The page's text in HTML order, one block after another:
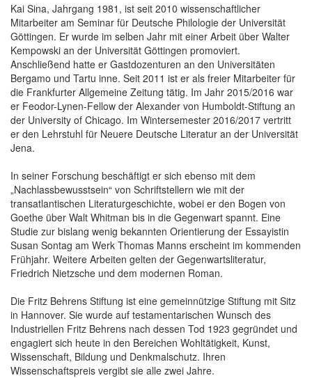
Kai Sina, Jahrgang 1981, ist seit 2010 wissenschaftlicher
Mitarbeiter am Seminar für Deutsche Philologie der Universität
Göttingen. Er wurde im selben Jahr mit einer Arbeit über Walter
Kempowski an der Universität Göttingen promoviert.
Anschließend hatte er Gastdozenturen an den Universitäten
Bergamo und Tartu inne. Seit 2011 ist er als freier Mitarbeiter für
die Frankfurter Allgemeine Zeitung tätig. Im Jahr 2015/2016 war
er Feodor-Lynen-Fellow der Alexander von Humboldt-Stiftung an
der University of Chicago. Im Wintersemester 2016/2017 vertritt
er den Lehrstuhl für Neuere Deutsche Literatur an der Universität
Jena.
In seiner Forschung beschäftigt er sich ebenso mit dem
„Nachlassbewusstsein“ von Schriftstellern wie mit der
transatlantischen Literaturgeschichte, wobei er den Bogen von
Goethe über Walt Whitman bis in die Gegenwart spannt. Eine
Studie zur bislang wenig bekannten Orientierung der Essayistin
Susan Sontag am Werk Thomas Manns erscheint im kommenden
Frühjahr. Weitere Arbeiten gelten der Gegenwartsliteratur,
Friedrich Nietzsche und dem modernen Roman.
Die Fritz Behrens Stiftung ist eine gemeinnützige Stiftung mit Sitz
in Hannover. Sie wurde auf testamentarischen Wunsch des
Industriellen Fritz Behrens nach dessen Tod 1923 gegründet und
engagiert sich heute in den Bereichen Wohltätigkeit, Kunst,
Wissenschaft, Bildung und Denkmalschutz. Ihren
Wissenschaftspreis vergibt sie alle zwei Jahre.